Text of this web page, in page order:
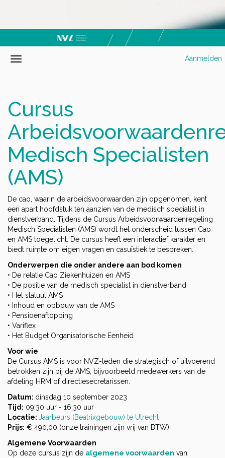
Aanmelden
Cursus
Medisch Specialisten
(AMS)
De cao, waarin de arbeidsvoorwaarden zijn opgenomen, kent
een apart hoofdstuk ten aanzien van de medisch specialist in
dienstverband. Tijdens de Cursus Arbeidsvoorwaardenregeling
Medisch Specialisten (AMS) wordt het onderscheid tussen Cao
en AMS toegelicht. De cursus heeft een interactief karakter en
biedt ruimte om eigen vragen en casuïstiek te bespreken.
Onderwerpen die onder andere aan bod komen
• De relatie Cao Ziekenhuizen en AMS
• De positie van de medisch specialist in dienstverband
• Het statuut AMS
• Inhoud en opbouw van de AMS
• Pensioenaftopping
• Variflex
• Het Budget Organisatorische Eenheid
Voor wie
De Cursus AMS is voor NVZ-leden die strategisch of uitvoerend
betrokken zijn bij de AMS, bijvoorbeeld medewerkers van de
afdeling HRM of directiesecretarissen.
Datum: dinsdag 10 september 2023
Tijd: 09:30 uur - 16:30 uur
Locatie: Jaarbeurs (Beatrixgebouw) te Utrecht
Prijs: € 490,00 (onze trainingen zijn vrij van BTW)
Algemene Voorwaarden
Op deze cursus zijn de algemene voorwaarden van